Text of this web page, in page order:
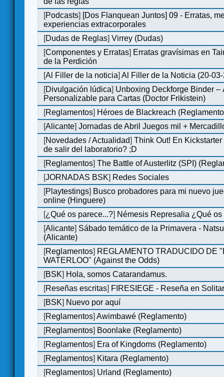
[Podcasts] [Dos Flanquean Juntos] 09 - Erratas,
experiencias extracorporales
[Dudas de Reglas]Virrey (Dudas)
[Componentes y Erratas] Erratas gravísimas en
de la Perdición
[Al Filler de la noticia]Al Filler de la Noticia (20-
[Divulgación lúdica] Unboxing Deckforge Binder –
Personalizable para Cartas (Doctor Frikistein)
[Reglamentos] Héroes de Blackreach
[Alicante]Jornadas de Abril Juegos mil +
[Novedades / Actualidad]Think Out! En
de salir del laboratorio? ;D
[Reglamentos]The Battle of Austerlitz (SPI)
[JORNADAS BSK] Redes Sociales
[Playtestings] Busco probadores para mi nuevo
online (Hinguere)
[¿Qué os parece...?] Némesis Represalia ¿Qué os
[Alicante] Sábado temático de la Primavera -
(Alicante)
[Reglamentos] REGLAMENTO TRADUCIDO DE
WATERLOO" (Against the Odds)
[BSK] Hola, somos Catarandamus.
[Reseñas escritas] FIRESIEGE - Reseña en
[BSK] Nuevo por aquí
[Reglamentos]Awimbawé (Reglamento)
[Reglamentos] Boonlake (Reglamento)
[Reglamentos] Era of Kingdoms (Reglamento)
[Reglamentos] Kitara (Reglamento)
[Reglamentos] Urland (Reglamento)